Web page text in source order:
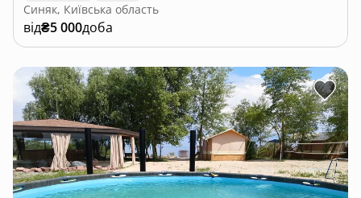
Синяк, Київська область
від₴5 000доба